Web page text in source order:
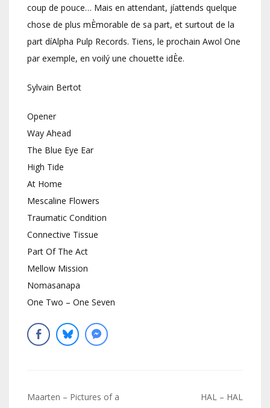
coup de pouce… Mais en attendant, jíattends quelque
chose de plus mÈmorable de sa part, et surtout de la
part díAlpha Pulp Records. Tiens, le prochain Awol One
par exemple, en voilý une chouette idÈe.
Sylvain Bertot
Opener
Way Ahead
The Blue Eye Ear
High Tide
At Home
Mescaline Flowers
Traumatic Condition
Connective Tissue
Part Of The Act
Mellow Mission
Nomasanapa
One Two – One Seven
Navigation
Maarten – Pictures of a HAL – HAL